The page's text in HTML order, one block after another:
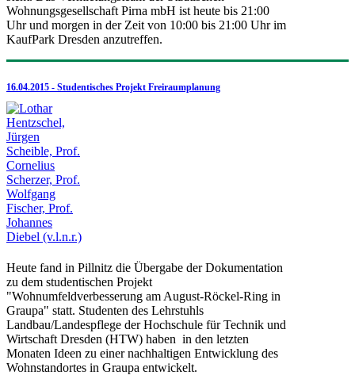
Wohnungsgesellschaft Pirna mbH ist heute bis 21:00
Uhr und morgen in der Zeit von 10:00 bis 21:00 Uhr im
KaufPark Dresden anzutreffen.
16.04.2015 - Studentisches Projekt Freiraumplanung
Heute fand in Pillnitz die Übergabe der Dokumentation
zu dem studentischen Projekt
"Wohnumfeldverbesserung am August-Röckel-Ring in
Graupa" statt. Studenten des Lehrstuhls
Landbau/Landespflege der Hochschule für Technik und
Wirtschaft Dresden (HTW) haben in den letzten
Monaten Ideen zu einer nachhaltigen Entwicklung des
Wohnstandortes in Graupa entwickelt.